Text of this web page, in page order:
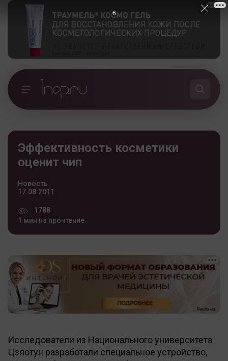
Эффективность косметики
оценит чип
Новость
17.08.2011
1788
1 мин на прочтение
Исследователи из Национального университета
Цзяотун разработали специальное устройство,
5